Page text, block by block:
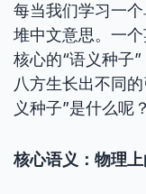
每当我们学习一
堆中文意思。一
核心的“语义种子
八方生长出不同
义种子”是什么呢？
核心语义：物理